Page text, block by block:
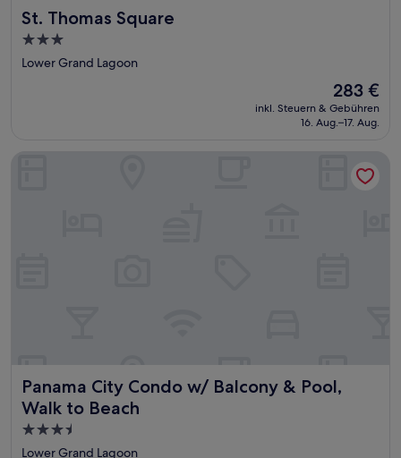
St. Thomas Square
St. Thomas Square
3.0-
Sterne-
Lower Grand Lagoon
Der
Preis
beträgt
283 €
inkl. Steuern & Gebühren
16. Aug.–17. Aug.
Panama City Condo w/ Balcony & Pool,
Walk to Beach
Panama City Condo w/ Balcony & Pool, Walk to Beach
3.5-
Sterne-
Lower Grand Lagoon